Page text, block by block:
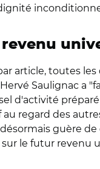
article, toutes
Saulignac a
d'activité
regard des
désormais guère
le futur revenu